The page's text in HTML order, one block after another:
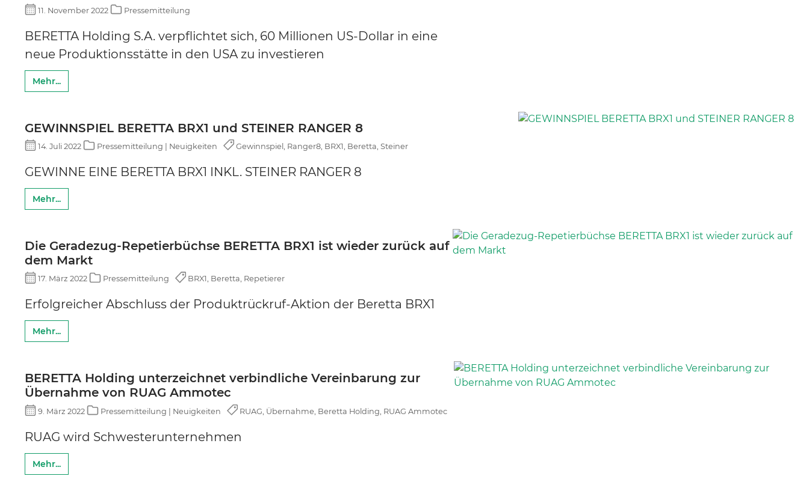
11. November 2022 Pressemitteilung
BERETTA Holding S.A. verpflichtet sich, 60 Millionen US-Dollar in eine
neue Produktionsstätte in den USA zu investieren
Mehr...
GEWINNSPIEL BERETTA BRX1 und STEINER RANGER 8
14. Juli 2022 Pressemitteilung | Neuigkeiten Gewinnspiel, Ranger8, BRX1, Beretta, Steiner
GEWINNE EINE BERETTA BRX1 INKL. STEINER RANGER 8
Mehr...
Die Geradezug-Repetierbüchse BERETTA BRX1 ist wieder zurück auf
dem Markt
17. März 2022 Pressemitteilung BRX1, Beretta, Repetierer
Erfolgreicher Abschluss der Produktrückruf-Aktion der Beretta BRX1
Mehr...
BERETTA Holding unterzeichnet verbindliche Vereinbarung zur
Übernahme von RUAG Ammotec
9. März 2022 Pressemitteilung | Neuigkeiten RUAG, Übernahme, Beretta Holding, RUAG Ammotec
RUAG wird Schwesterunternehmen
Mehr...